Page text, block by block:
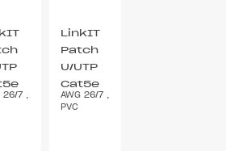
2m
26/7 ,
LinkIT
Patch
U/UTP
Cat5e
svart
AWG 26/7 ,
PVC